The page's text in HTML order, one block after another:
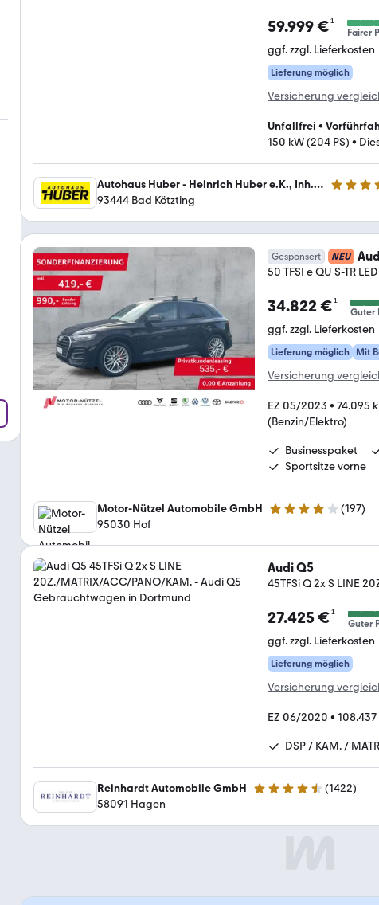
59.999 €¹
Fairer
ggf. zzgl. Lieferkosten
Lieferung möglich
Versicherung
Unfallfrei •
150 kW (204 PS) •
Autohaus Huber - Heinrich Huber e.K., Inh. Andreas Huber 3.9 Sterne
93444 Bad Kötzting
Gesponsert NEU
50 TFSI e QU S-TR
34.822 €¹
Guter
ggf. zzgl. Lieferkosten
Lieferung möglich Mit
Versicherung
EZ 05/2023 • 74.095
(Benzin/Elektro)
Businesspaket
Sportsitze vorne
Motor-Nützel Automobile GmbH 3.9 Sterne (197)
95030 Hof
Audi Q5
45TFSi Q 2x S LINE
27.425 €¹
Guter
ggf. zzgl. Lieferkosten
Lieferung möglich
Versicherung
EZ 06/2020 • 108.437
DSP / KAM. /
Reinhardt Automobile GmbH 4.7 Sterne (1422)
58091 Hagen